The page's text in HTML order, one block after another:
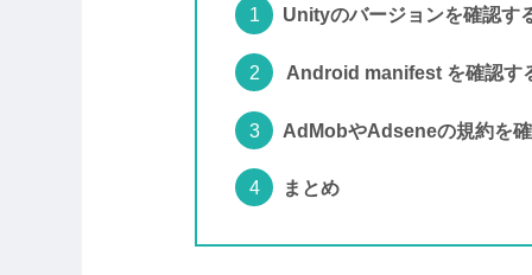
Unityのバージョンを確認す
Android manifest を確認す
AdMobやAdseneの規約を
まとめ